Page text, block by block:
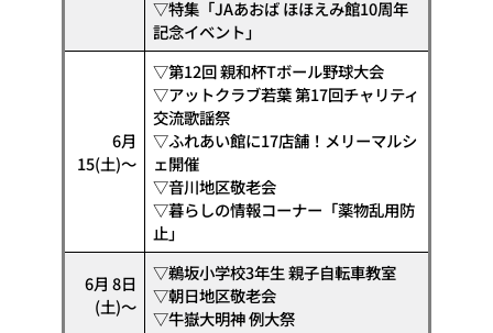
▽特集「JAあおば ほほえみ館10周年
記念イベント」
6月
15(土)～
▽第12回 親和杯Tボール野球大会
▽アットクラブ若葉 第17回チャリティ
交流歌謡祭
▽ふれあい館に17店舗！メリーマルシ
ェ開催
▽音川地区敬老会
▽暮らしの情報コーナー「薬物乱用防
止」
6月 8日
(土)～
▽鵜坂小学校3年生 親子自転車教室
▽朝日地区敬老会
▽牛嶽大明神 例大祭